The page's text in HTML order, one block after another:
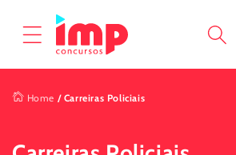
conteúdo
Home / Carreiras Policiais